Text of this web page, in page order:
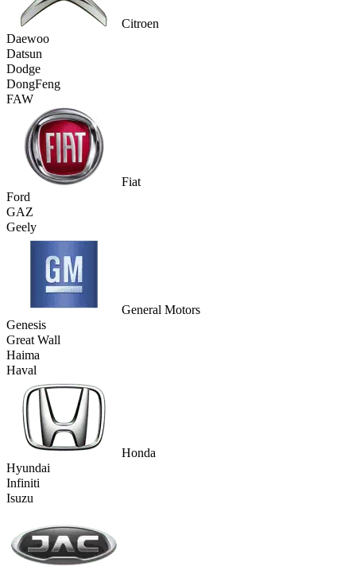
Citroen
Daewoo
Datsun
Dodge
DongFeng
FAW
Fiat
Ford
GAZ
Geely
General Motors
Genesis
Great Wall
Haima
Haval
Honda
Hyundai
Infiniti
Isuzu